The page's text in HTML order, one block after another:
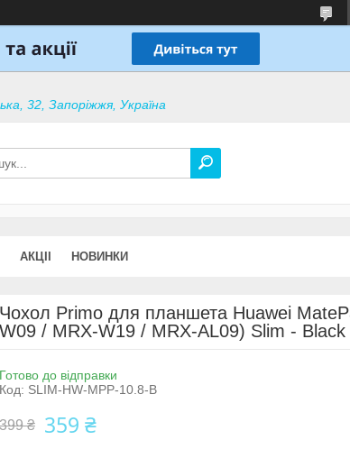
32, Запоріжжя, Україна
АКЦІІ НОВИНКИ
Чохол Primo для планшета Huawei
W09 / MRX-W19 / MRX-AL09) Slim - Black
Готово до відправки
Код: SLIM-HW-MPP-10.8-B
₴ 359 ₴